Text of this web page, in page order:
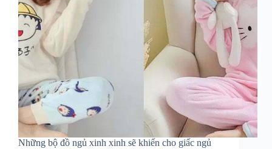
Những bộ đồ ngủ xinh xinh sẽ khiến cho giấc ngủ